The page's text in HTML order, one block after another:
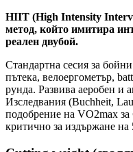
HIIT (High Intensity
метод, който имитира
реален двубой.
Стандартна сесия за
пътека, велоергометър,
рунда. Развива аеробен и
Изследвания (Buchheit,
подобрение на VO2max
критично за издържане на